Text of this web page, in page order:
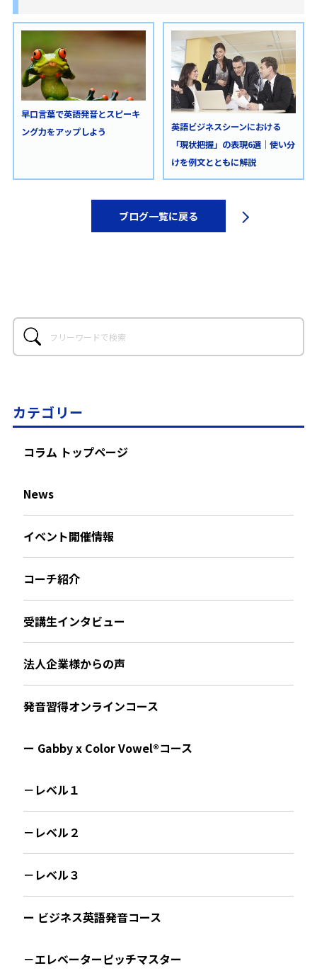
早口言葉で英語発音とスピーキ
ング力をアップしよう
英語ビジネスシーンにおける
「現状把握」の表現6選｜使い分
けを例文とともに解説
ブログ一覧に戻る
カテゴリー
コラム トップページ
News
イベント開催情報
コーチ紹介
受講生インタビュー
法人企業様からの声
発音習得オンラインコース
ー Gabby x Color Vowel®︎コース
－レベル１
－レベル２
－レベル３
ー ビジネス英語発音コース
－エレベーターピッチマスター